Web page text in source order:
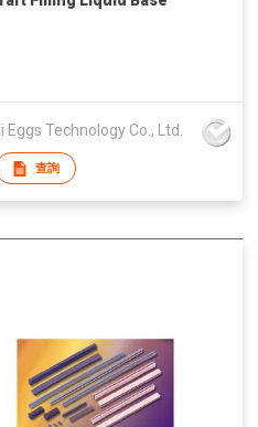
Eggs Technology Co., Ltd.
查詢